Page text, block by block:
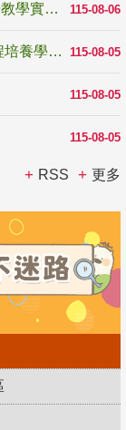
115-08-06
深化師培與現場連結！教育部加碼補助師培教學實踐研究 10月師培國際研討會交流教學實踐經驗
115-08-05
國教署「全國高中暑期研習營」 以多元課程培養學生瞭解誠信專業與倫理價值
115-08-05
115-08-05
RSS 更多